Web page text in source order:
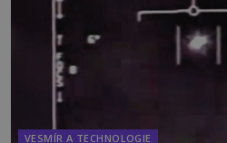
VESMÍR A TECHNOLOGIE